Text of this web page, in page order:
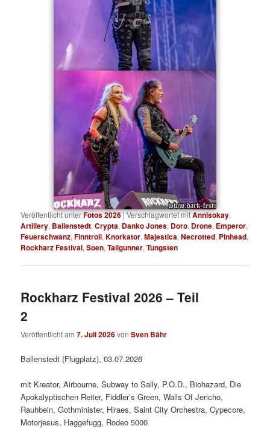
Veröffentlicht unterFotos 2026|Verschlagwortet mitAnnisokay,
Artillery, Ballenstedt,Crypta, Danko Jones, Doro, Drone, Emperor,
Feuerschwanz,Finntroll,Knorkator,Majestica,Necrotted, Pinhead,
Rockharz Festival,Soen,Tailgunner,Tungsten
Rockharz Festival 2026 – Teil
2
Veröffentlicht am7. Juli 2026vonSven Bähr
Ballenstedt (Flugplatz), 03.07.2026
mit Kreator, Airbourne, Subway to Sally, P.O.D., Biohazard, Die
Apokalyptischen Reiter, Fiddler’s Green, Walls Of Jericho,
Rauhbein, Gothminister, Hiraes, Saint City Orchestra, Cypecore,
Motorjesus, Haggefugg, Rodeo 5000